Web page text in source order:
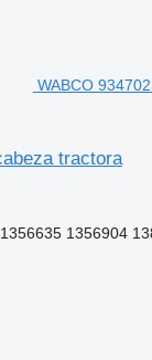
WABCO
tractora
1356904